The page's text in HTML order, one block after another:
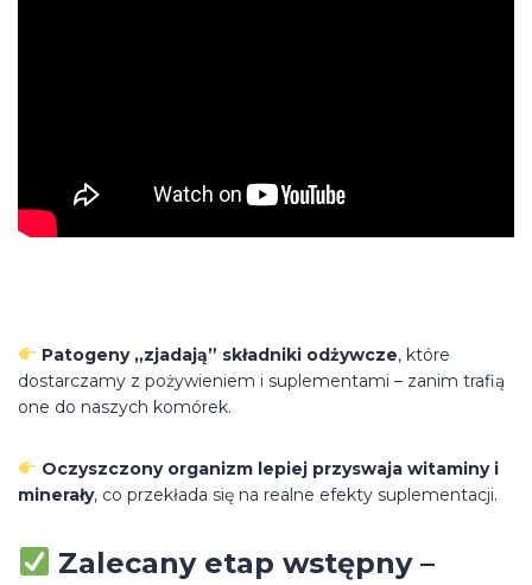
Patogeny „zjadają” składniki odżywcze, które
dostarczamy z pożywieniem i suplementami – zanim trafią
one do naszych komórek.
Oczyszczony organizm lepiej przyswaja witaminy i
minerały, co przekłada się na realne efekty suplementacji.
Zalecany etap wstępny –